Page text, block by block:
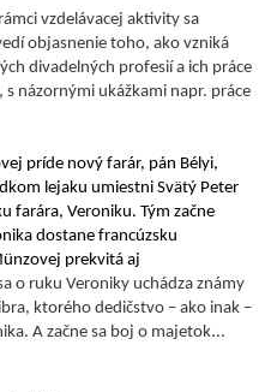
vzdelávacej aktivity sa
objasnenie toho, ako vzniká
divadelných profesií a ich práce
názornými ukážkami napr. práce
príde nový farár, pán Bélyi,
lejaku umiestni Svätý Peter
farára, Veroniku. Tým začne
dostane francúzsku
prekvitá aj
o ruku Veroniky uchádza známy
ktorého dedičstvo – ako inak –
A začne sa boj o majetok...